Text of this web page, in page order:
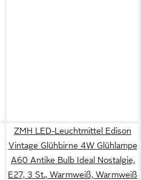
ZMH LED-Leuchtmittel Edison
Vintage Glühbirne 4W Glühlampe
A60 Antike Bulb Ideal Nostalgie,
E27, 3 St., Warmweiß, Warmweiß